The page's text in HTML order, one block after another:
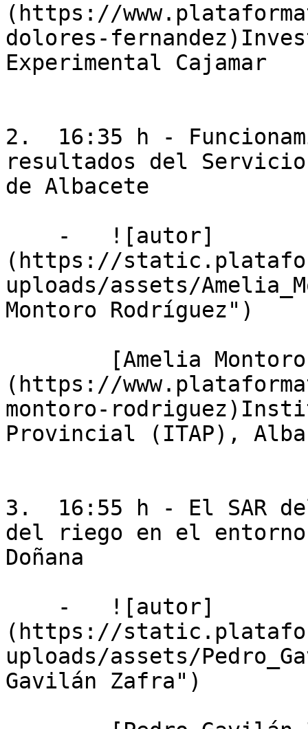
(https://
dolores-
Experimental Cajamar
2.  16:35 h -
resultados del Servicio
de Albacete
(https://
uploads/assets/
Montoro Rodríguez")
(https://
montoro-
Provincial (ITAP),
3.  16:55 h - El SAR
del riego en el entorno
Doñana
(https://
uploads/assets/
Gavilán Zafra")